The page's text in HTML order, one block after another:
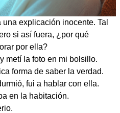
explicación inocente. Tal
si así fuera, ¿por qué
por ella?
metí la foto en mi bolsillo.
forma de saber la verdad.
fui a hablar con ella.
en la habitación.